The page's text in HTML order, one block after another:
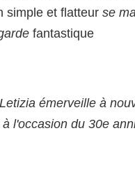
simple et flatteur se
fantastique
émerveille à
l'occasion du 30e